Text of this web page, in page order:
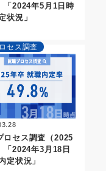
「2024年5月1日時
状況」
セス調査
ロセス調査（2025
「2024年3月18日
定状況」